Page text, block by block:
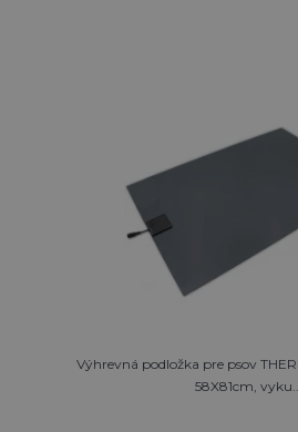
Výhrevná podložka pre psov
58X81cm,